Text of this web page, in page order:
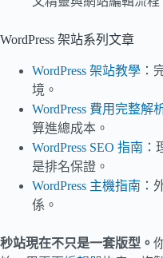
WordPress 架站系列文章
WordPress 架站教學 ：
境。
WordPress 費用完整解
算進總成本。
WordPress SEO 指南 ：
是排名保證。
WordPress 主機指南 ：
係。
秒站現在不只是一套版型。